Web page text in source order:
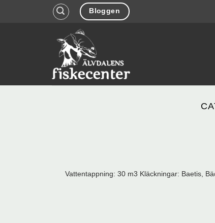
Bloggen
Vattentappning: 30 m3 Kläckningar: Baetis,